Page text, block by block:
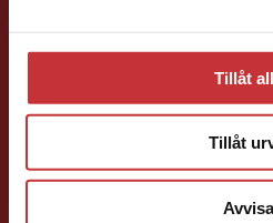
Tillåt
Tillåt
Avvisa
Fritjof